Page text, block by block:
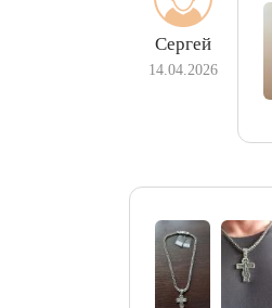
Сергей
14.04.2026